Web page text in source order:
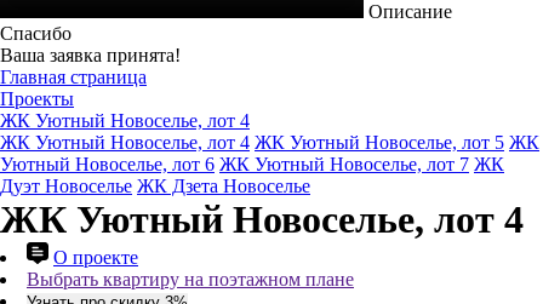
Описание
Спасибо
Ваша заявка принята!
Главная страница
Проекты
ЖК Уютный Новоселье, лот 4
ЖК Уютный Новоселье, лот 4 ЖК Уютный Новоселье, лот 5 ЖК
Уютный Новоселье, лот 6 ЖК Уютный Новоселье, лот 7 ЖК
Дуэт Новоселье ЖК Дзета Новоселье
ЖК Уютный Новоселье, лот 4
О проекте
Выбрать квартиру на поэтажном плане